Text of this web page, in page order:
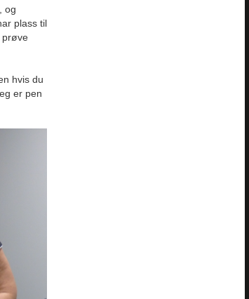
og
plass til
prøve
hvis du
er pen